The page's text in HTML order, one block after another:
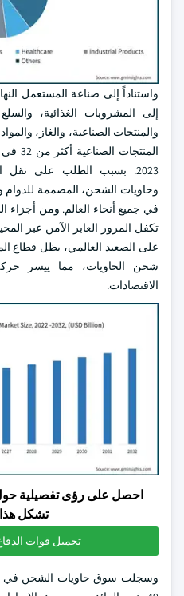
واستناداً إلى صناعة المستعمل
إلى المشروبات الغذائية،
والمنتجات الصناعية، والغاز،
2023. بسبب الطلب على نقل
وحاويات الشحن، المصممة للدوام
في جميع أنحاء العالم. ومن أجزاء
تكفل المرور العابر الآمن عبر
على الصعيد العالمي، يظل قطاع
شحن الحاويات، مما ييسر
الاقتصادات.
احصل على رؤى تفصيلية
تشكل
تحميل قوات
وسجلت سوق حاويات الشحن في